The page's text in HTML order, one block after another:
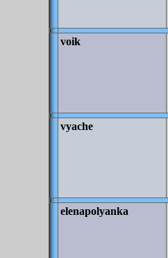
voik
vyache
elenapolyanka